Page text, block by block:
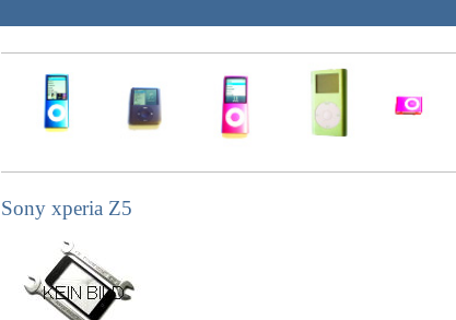
Sony xperia Z5